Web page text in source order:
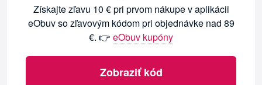
Získajte zľavu 10 € pri prvom nákupe v aplikácii
eObuv so zľavovým kódom pri objednávke nad 89
€. 👉 eObuv kupóny
Zobraziť kód